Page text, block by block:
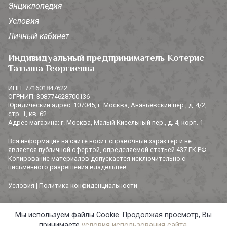
Энциклопедия
Условия
Личный кабинет
Индивидуальный предприниматель Котерис
Татьяна Георгиевна
ИНН: 771601847622
ОГРНИП: 308774628700136
Юридический адрес: 107045, г. Москва, Ананьевский пер., д. 4/2,
стр. 1, кв. 62
Адрес магазина: г. Москва, Малый Кисельный пер., д. 4, корп. 1
Вся информация на сайте носит справочный характер и не
является публичной офертой, определяемой статьей 437 ГК РФ.
Копирование материалов допускается исключительно с
письменного разрешения владельцев.
Условия | Политика конфиденциальности
© 2014-2026 «3 СОРОКИ». Все права защищены.
Мы используем файлы Cookie. Продолжая просмотр, Вы